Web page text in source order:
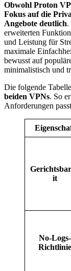
Obwohl Proton
Fokus auf die
Angebote deutlich.
erweiterten
und Leistung für
maximale
bewusst auf
minimalistisch und
Die folgende
beiden VPNs. So
Anforderungen
it
No-Logs-
Richtlinie